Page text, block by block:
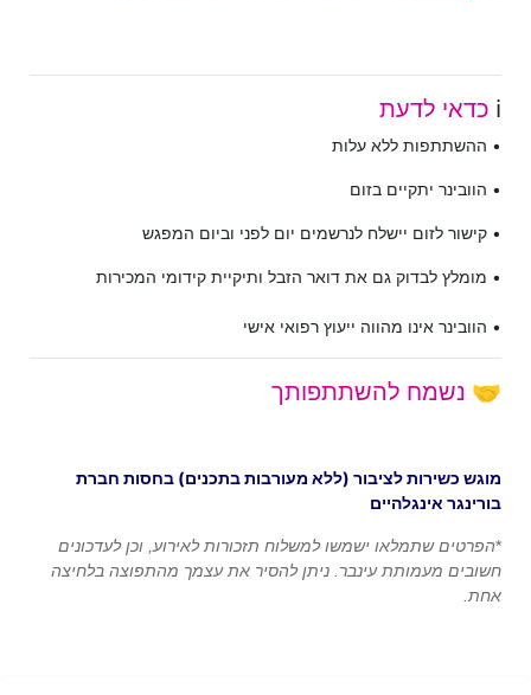
ℹ️ כדאי לדעת
• ההשתתפות ללא עלות
• הוובינר יתקיים בזום
• קישור לזום יישלח לנרשמים יום לפני וביום המפגש
• מומלץ לבדוק גם את דואר הזבל ותיקיית קידומי המכירות
• הוובינר אינו מהווה ייעוץ רפואי אישי
🤝 נשמח להשתתפותך
מוגש כשירות לציבור (ללא מעורבות בתכנים) בחסות חברת
בורינגר אינגלהיים
*הפרטים שתמלאו ישמשו למשלוח תזכורות לאירוע, וכן לעדכונים
חשובים מעמותת עינבר. ניתן להסיר את עצמך מהתפוצה בלחיצה
אחת.